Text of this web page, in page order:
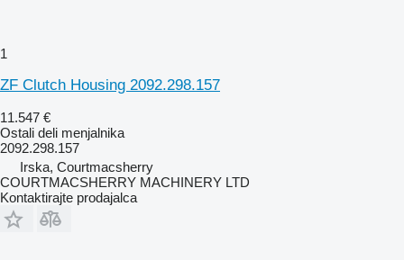
1
ZF Clutch Housing 2092.298.157
11.547 €
Ostali deli menjalnika
2092.298.157
Irska, Courtmacsherry
COURTMACSHERRY MACHINERY LTD
Kontaktirajte prodajalca